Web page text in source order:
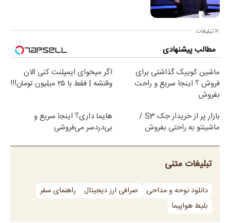
تبلیغات
مطالب پیشنهادی
ماشین کوییک گذاشتی برای
فروش ؟ اینجا سریع و راحت
بفروش
اگر میخوای ایمپلنت کنی الان
وقتشه | فقط با ۲۵ میلیون تومان!!!
بازار پر از خریدار جک S3 /
ماشینتو به راحتی بفروش
هایما داری؟ اینجا سریع و
بی‌دردسر می‌فروشی
تبلیغات متنی
دانلود نوحه و مداحی صرافی ارز دیجیتال
راهنمای سفر
بلیط هواپیما